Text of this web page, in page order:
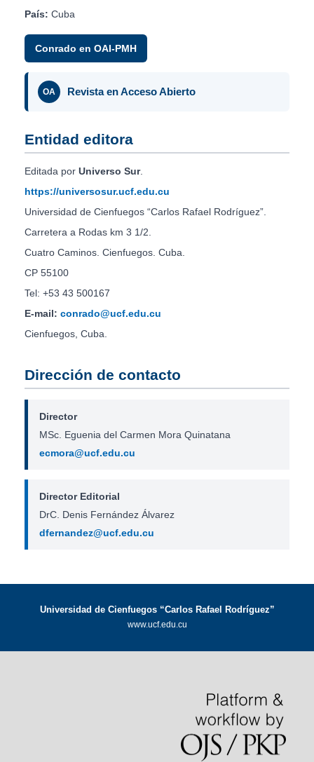
País: Cuba
Conrado en OAI-PMH
OA Revista en Acceso Abierto
Entidad editora
Editada por Universo Sur.
https://universosur.ucf.edu.cu
Universidad de Cienfuegos “Carlos Rafael Rodríguez”.
Carretera a Rodas km 3 1/2.
Cuatro Caminos. Cienfuegos. Cuba.
CP 55100
Tel: +53 43 500167
E-mail: conrado@ucf.edu.cu
Cienfuegos, Cuba.
Dirección de contacto
Director
MSc. Eguenia del Carmen Mora Quinatana
ecmora@ucf.edu.cu
Director Editorial
DrC. Denis Fernández Álvarez
dfernandez@ucf.edu.cu
Universidad de Cienfuegos “Carlos Rafael Rodríguez”
www.ucf.edu.cu